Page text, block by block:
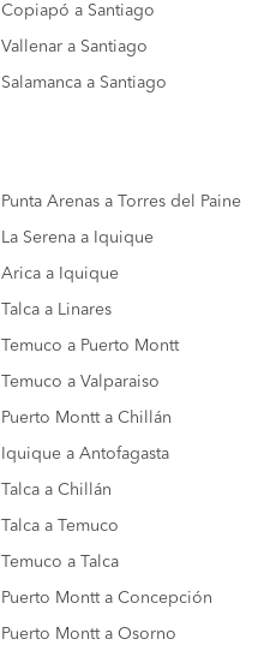
Copiapó a Santiago
Vallenar a Santiago
Salamanca a Santiago
Punta Arenas a Torres del Paine
La Serena a Iquique
Arica a Iquique
Talca a Linares
Temuco a Puerto Montt
Temuco a Valparaiso
Puerto Montt a Chillán
Iquique a Antofagasta
Talca a Chillán
Talca a Temuco
Temuco a Talca
Puerto Montt a Concepción
Puerto Montt a Osorno